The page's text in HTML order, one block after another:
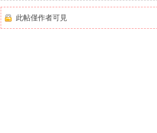
此帖僅作者可見